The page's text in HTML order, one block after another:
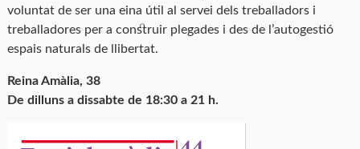
voluntat de ser una eina útil al servei dels treballadors i
treballadores per a construir plegades i des de l’autogestió
espais naturals de llibertat.
Reina Amàlia, 38
De dilluns a dissabte de 18:30 a 21 h.